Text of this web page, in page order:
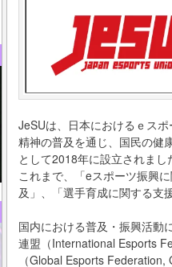
JeSUは、日本におけるｅス
精神の普及を通じ、国民の健
として2018年に設立されまし
これまで、「eスポーツ振興
及」、「選手育成に関する支
国内における普及・振興活動
連盟（International Esports
（Global Esports